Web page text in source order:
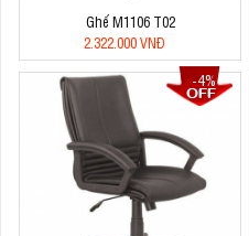
Ghế M1106 T02
2.322.000 VNĐ
-4%